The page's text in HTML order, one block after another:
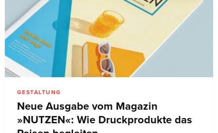
GESTALTUNG
Neue Ausgabe vom Magazin
»NUTZEN«: Wie Druckprodukte das